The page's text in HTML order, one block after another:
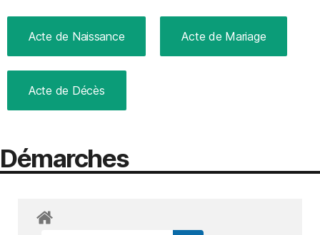
Acte de Naissance Acte de Mariage
Acte de Décès
Démarches